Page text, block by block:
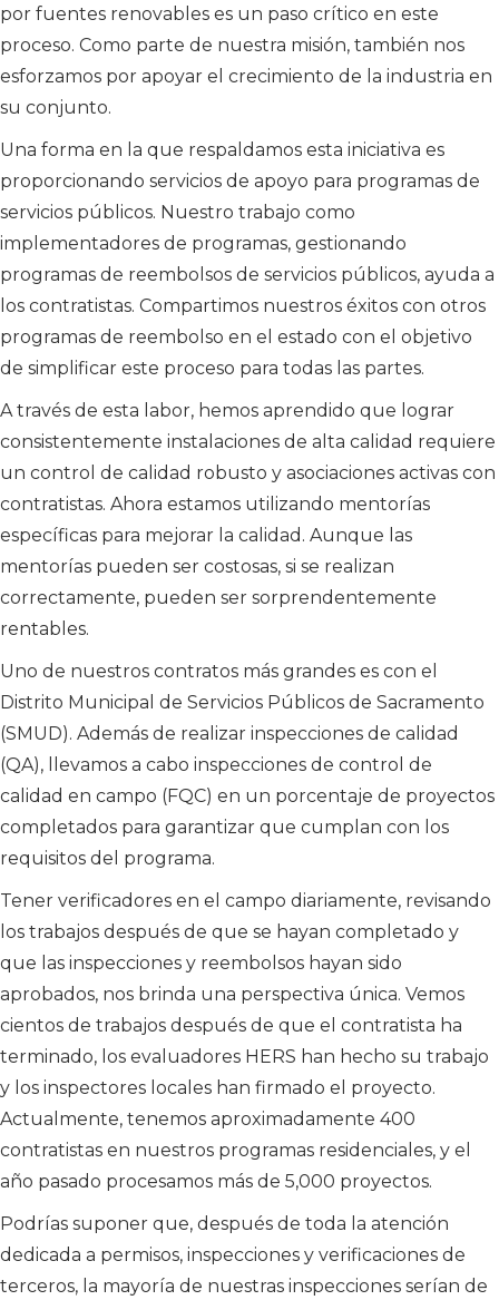
por fuentes renovables es un paso crítico en este
proceso. Como parte de nuestra misión, también nos
esforzamos por apoyar el crecimiento de la industria en
su conjunto.
Una forma en la que respaldamos esta iniciativa es
proporcionando servicios de apoyo para programas de
servicios públicos. Nuestro trabajo como
implementadores de programas, gestionando
programas de reembolsos de servicios públicos, ayuda a
los contratistas. Compartimos nuestros éxitos con otros
programas de reembolso en el estado con el objetivo
de simplificar este proceso para todas las partes.
A través de esta labor, hemos aprendido que lograr
consistentemente instalaciones de alta calidad requiere
un control de calidad robusto y asociaciones activas con
contratistas. Ahora estamos utilizando mentorías
específicas para mejorar la calidad. Aunque las
mentorías pueden ser costosas, si se realizan
correctamente, pueden ser sorprendentemente
rentables.
Uno de nuestros contratos más grandes es con el
Distrito Municipal de Servicios Públicos de Sacramento
(SMUD). Además de realizar inspecciones de calidad
(QA), llevamos a cabo inspecciones de control de
calidad en campo (FQC) en un porcentaje de proyectos
completados para garantizar que cumplan con los
requisitos del programa.
Tener verificadores en el campo diariamente, revisando
los trabajos después de que se hayan completado y
que las inspecciones y reembolsos hayan sido
aprobados, nos brinda una perspectiva única. Vemos
cientos de trabajos después de que el contratista ha
terminado, los evaluadores HERS han hecho su trabajo
y los inspectores locales han firmado el proyecto.
Actualmente, tenemos aproximadamente 400
contratistas en nuestros programas residenciales, y el
año pasado procesamos más de 5,000 proyectos.
Podrías suponer que, después de toda la atención
dedicada a permisos, inspecciones y verificaciones de
terceros, la mayoría de nuestras inspecciones serían de